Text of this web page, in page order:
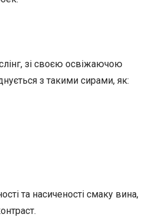
зі своєю освіжаючою
з такими сирами, як:
та насиченості смаку вина,